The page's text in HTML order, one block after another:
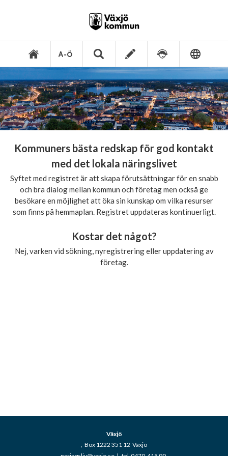
Kommuners bästa redskap för god kontakt
med det lokala näringslivet
Syftet med registret är att skapa förutsättningar för en snabb
och bra dialog mellan kommun och företag men också ge
besökare en möjlighet att öka sin kunskap om vilka resurser
som finns på hemmaplan. Registret uppdateras kontinuerligt.
Kostar det något?
Nej, varken vid sökning, nyregistrering eller uppdatering av
företag.
Växjö
, Box 1222 351 12 Växjö